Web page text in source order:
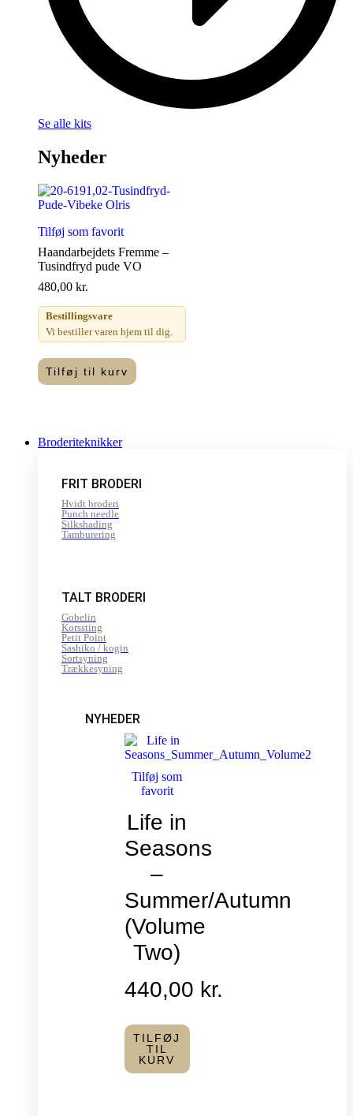
Se alle kits
Nyheder
Tilføj som favorit
Haandarbejdets Fremme –
Tusindfryd pude VO
480,00 kr.
Bestillingsvare
Vi bestiller varen hjem til dig.
Tilføj til kurv
Broderiteknikker
FRIT BRODERI
Hvidt broderi
Punch needle
Silkshading
Tamburering
TALT BRODERI
Gobelin
Korssting
Petit Point
Sashiko / kogin
Sortsyning
Trækkesyning
NYHEDER
Tilføj som
favorit
Life in
Seasons
–
Summer/Autumn
(Volume
Two)
440,00 kr.
TILFØJ
TIL
KURV